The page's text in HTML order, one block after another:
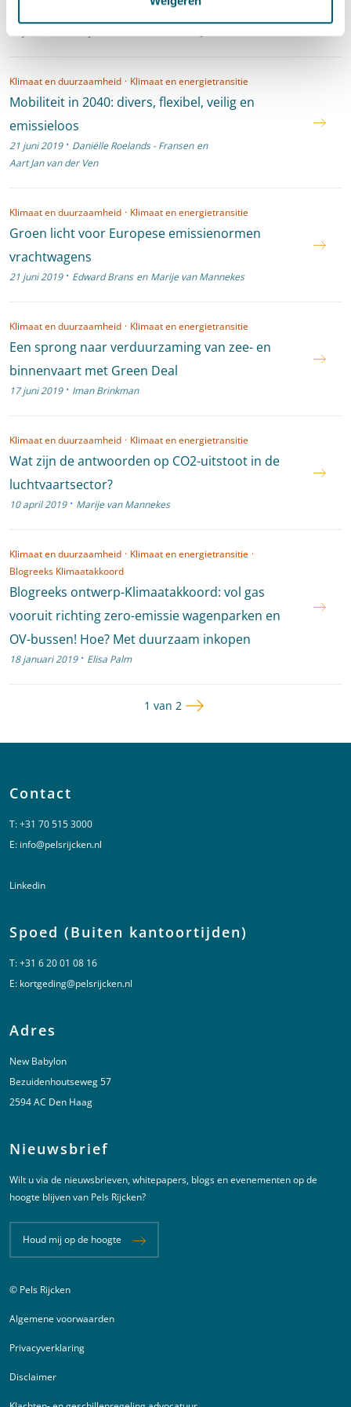
personenmobiliteit er in de toekomst uit?
Klimaat en duurzaamheid · Klimaat en energietransitie
Mobiliteit in 2040: divers, flexibel, veilig en
emissieloos
21 juni 2019 · Daniëlle Roelands - Fransen en
Aart Jan van der Ven
Klimaat en duurzaamheid · Klimaat en energietransitie
Groen licht voor Europese emissienormen
vrachtwagens
21 juni 2019 · Edward Brans en Marije van Mannekes
Klimaat en duurzaamheid · Klimaat en energietransitie
Een sprong naar verduurzaming van zee- en
binnenvaart met Green Deal
17 juni 2019 · Iman Brinkman
Klimaat en duurzaamheid · Klimaat en energietransitie
Wat zijn de antwoorden op CO2-uitstoot in de
luchtvaartsector?
10 april 2019 · Marije van Mannekes
Klimaat en duurzaamheid · Klimaat en energietransitie ·
Blogreeks Klimaatakkoord
Blogreeks ontwerp-Klimaatakkoord: vol gas
vooruit richting zero-emissie wagenparken en
OV-bussen! Hoe? Met duurzaam inkopen
18 januari 2019 · Elisa Palm
Pagina
1 van 2 Volgende pagina
Contact
T:+31 70 515 3000
E: info@pelsrijcken.nl
Linkedin
Spoed (Buiten kantoortijden)
T:+31 6 20 01 08 16
E: kortgeding@pelsrijcken.nl
Adres
New Babylon
Bezuidenhoutseweg 57
2594 AC Den Haag
Nieuwsbrief
Wilt u via de nieuwsbrieven, whitepapers, blogs en evenementen op de
hoogte blijven van Pels Rijcken?
Houd mij op de hoogte
Juridische informatie
© Pels Rijcken
Algemene voorwaarden
Privacyverklaring
Disclaimer